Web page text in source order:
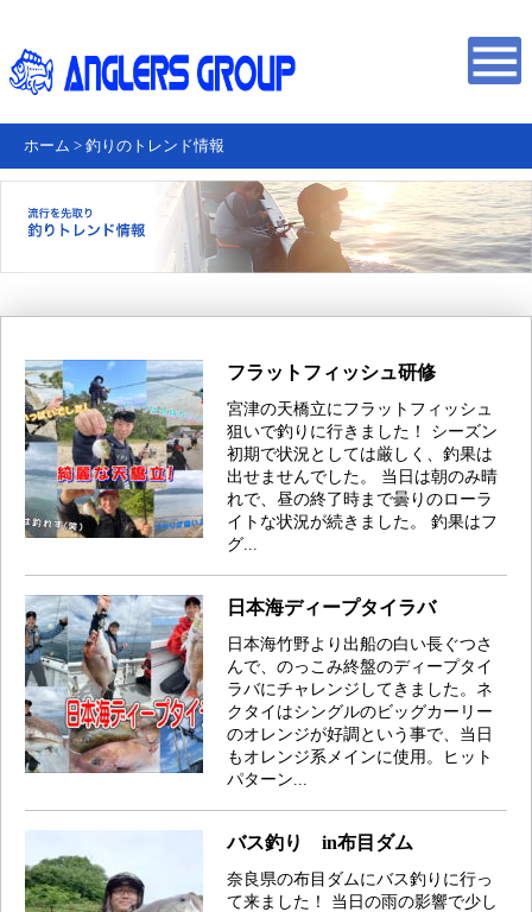
ホーム > 釣りのトレンド情報
フラットフィッシュ研修
宮津の天橋立にフラットフィッシュ
狙いで釣りに行きました！ シーズン
初期で状況としては厳しく、釣果は
出せませんでした。 当日は朝のみ晴
れで、昼の終了時まで曇りのローラ
イトな状況が続きました。 釣果はフ
グ...
日本海ディープタイラバ
日本海竹野より出船の白い長ぐつさ
んで、のっこみ終盤のディープタイ
ラバにチャレンジしてきました。ネ
クタイはシングルのビッグカーリー
のオレンジが好調という事で、当日
もオレンジ系メインに使用。ヒット
パターン...
バス釣り in布目ダム
奈良県の布目ダムにバス釣りに行っ
て来ました！ 当日の雨の影響で少し